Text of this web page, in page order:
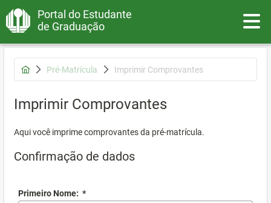
Portal do Estudante
de Graduação
Pré-Matrícula Imprimir Comprovantes
Imprimir Comprovantes
Aqui você imprime comprovantes da pré-matrícula.
Confirmação de dados
Primeiro Nome: *